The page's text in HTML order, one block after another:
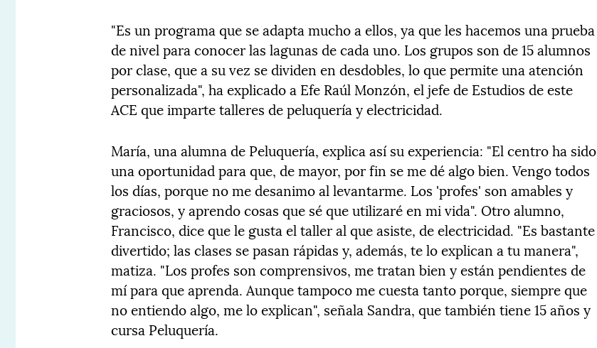
"Es un programa que se adapta mucho a ellos, ya que les hacemos una prueba
de nivel para conocer las lagunas de cada uno. Los grupos son de 15 alumnos
por clase, que a su vez se dividen en desdobles, lo que permite una atención
personalizada", ha explicado a Efe Raúl Monzón, el jefe de Estudios de este
ACE que imparte talleres de peluquería y electricidad.
María, una alumna de Peluquería, explica así su experiencia: "El centro ha sido
una oportunidad para que, de mayor, por fin se me dé algo bien. Vengo todos
los días, porque no me desanimo al levantarme. Los 'profes' son amables y
graciosos, y aprendo cosas que sé que utilizaré en mi vida". Otro alumno,
Francisco, dice que le gusta el taller al que asiste, de electricidad. "Es bastante
divertido; las clases se pasan rápidas y, además, te lo explican a tu manera",
matiza. "Los profes son comprensivos, me tratan bien y están pendientes de
mí para que aprenda. Aunque tampoco me cuesta tanto porque, siempre que
no entiendo algo, me lo explican", señala Sandra, que también tiene 15 años y
cursa Peluquería.